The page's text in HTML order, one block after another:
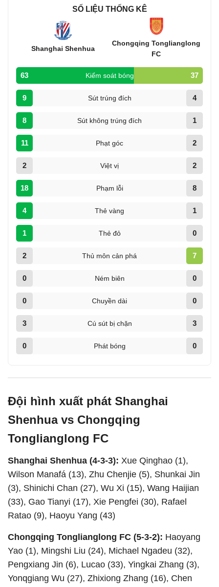
SỐ LIỆU THỐNG KÊ
Shanghai Shenhua
Chongqing Tonglianglong
FC
63 Kiểm soát bóng 37
9 Sút trúng đích 4
8 Sút không trúng đích 1
11 Phạt góc 2
2 Việt vị 2
18 Phạm lỗi 8
4 Thẻ vàng 1
1 Thẻ đỏ 0
2 Thủ môn cản phá 7
0 Ném biên 0
0 Chuyền dài 0
3 Cú sút bị chặn 3
0 Phát bóng 0
Đội hình xuất phát Shanghai
Shenhua vs Chongqing
Tonglianglong FC
Shanghai Shenhua (4-3-3): Xue Qinghao (1),
Wilson Manafá (13), Zhu Chenjie (5), Shunkai Jin
(3), Shinichi Chan (27), Wu Xi (15), Wang Haijian
(33), Gao Tianyi (17), Xie Pengfei (30), Rafael
Ratao (9), Haoyu Yang (43)
Chongqing Tonglianglong FC (5-3-2): Haoyang
Yao (1), Mingshi Liu (24), Michael Ngadeu (32),
Pengxiang Jin (6), Lucao (33), Yingkai Zhang (3),
Yonqgiang Wu (27), Zhixiong Zhang (16), Chen